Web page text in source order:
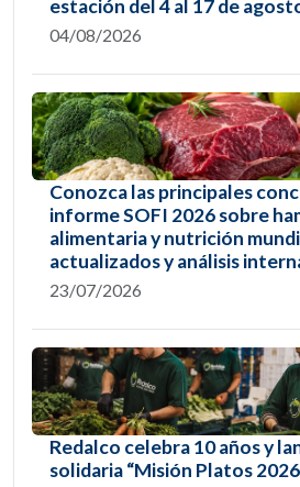
estación del 4 al 17 de
04/08/2026
Conozca las principales
informe SOFI 2026 sobre
alimentaria y nutrición
actualizados y análisis
23/07/2026
Redalco celebra 10 años y
solidaria “Misión Platos